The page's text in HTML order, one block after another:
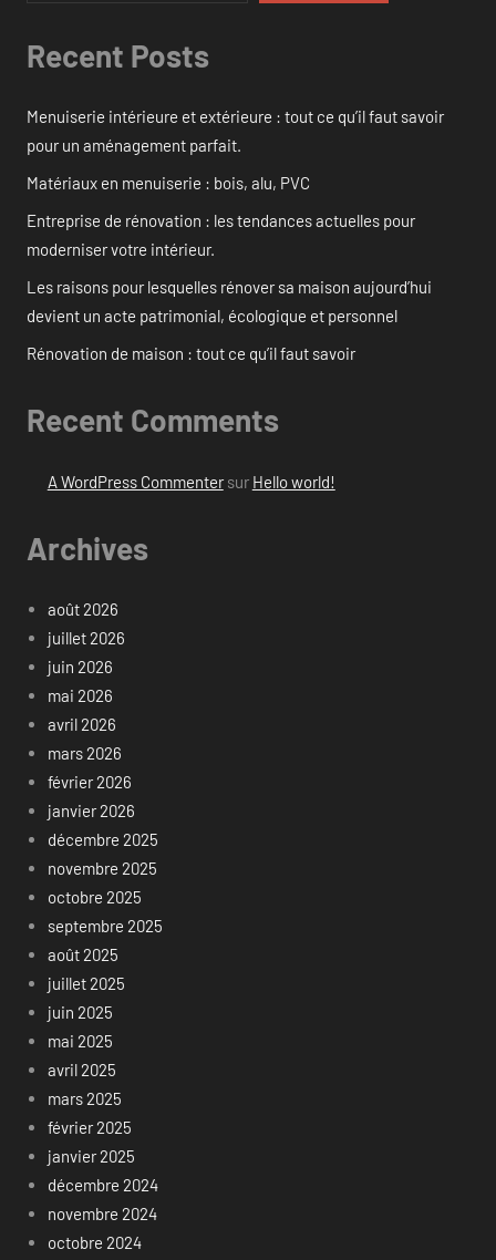
Recent Posts
Menuiserie intérieure et extérieure : tout ce qu’il faut savoir
pour un aménagement parfait.
Matériaux en menuiserie : bois, alu, PVC
Entreprise de rénovation : les tendances actuelles pour
moderniser votre intérieur.
Les raisons pour lesquelles rénover sa maison aujourd’hui
devient un acte patrimonial, écologique et personnel
Rénovation de maison : tout ce qu’il faut savoir
Recent Comments
A WordPress Commentersur Hello world!
Archives
août 2026
juillet 2026
juin 2026
mai 2026
avril 2026
mars 2026
février 2026
janvier 2026
décembre 2025
novembre 2025
octobre 2025
septembre 2025
août 2025
juillet 2025
juin 2025
mai 2025
avril 2025
mars 2025
février 2025
janvier 2025
décembre 2024
novembre 2024
octobre 2024